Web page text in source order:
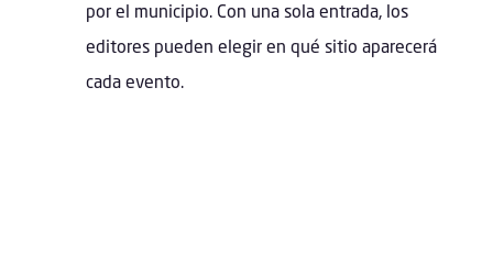
por el municipio. Con una sola entrada, los
editores pueden elegir en qué sitio aparecerá
cada evento.